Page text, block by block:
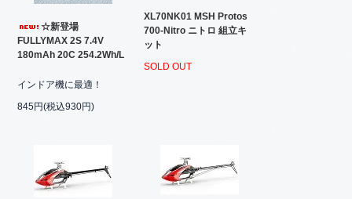
☆新登場
FULLYMAX 2S 7.4V
180mAh 20C 254.2Wh/L
インドア機に最適！
845円(税込930円)
XL70NK01 MSH Protos
700-Nitro ニトロ 組立キ
ット
SOLD OUT